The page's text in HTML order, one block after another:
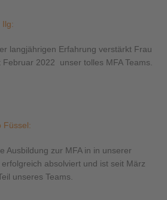
Ilg:
langjährigen Erfahrung verstärkt Frau
Februar 2022 unser tolles MFA Teams.
Füssel:
Ausbildung zur MFA in in unserer
erfolgreich absolviert und ist seit März
unseres Teams.